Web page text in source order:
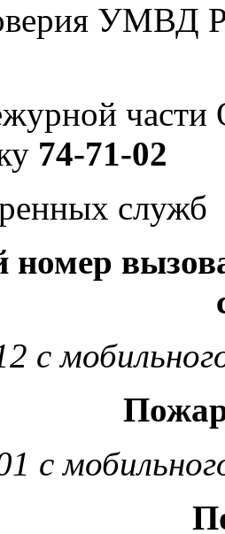
УМВД
74-71-02
служб
с
с